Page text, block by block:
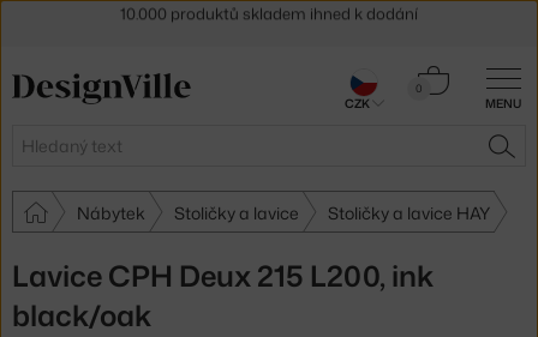
MENU
Hledat
0
Košík
Nábytek Stoličky a lavice Stoličky a lavice HAY
Lavice CPH Deux 215 L200, ink
black/oak
30 dní na vrácení zboží
CZK